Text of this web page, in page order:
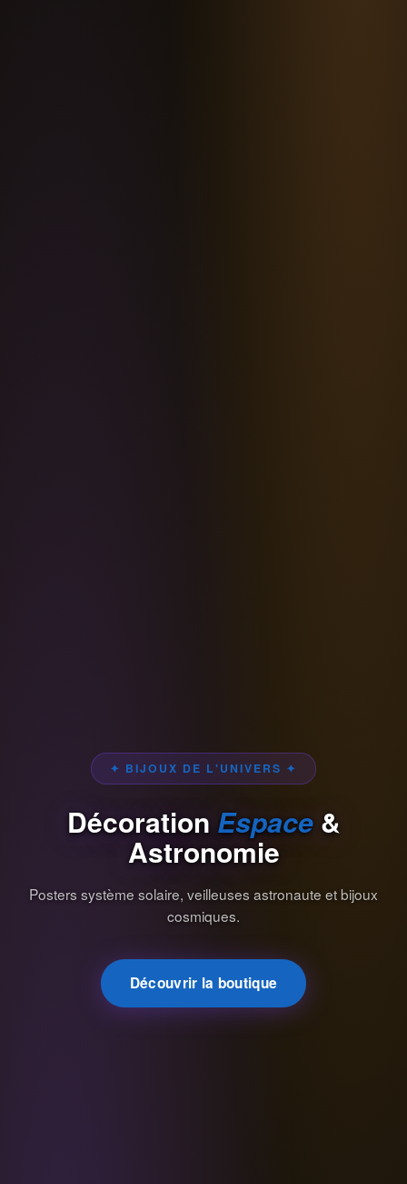
✦ BIJOUX DE L'UNIVERS ✦
Décoration Espace&
Astronomie
Posters système solaire, veilleuses astronaute et bijoux
cosmiques.
Découvrir la boutique